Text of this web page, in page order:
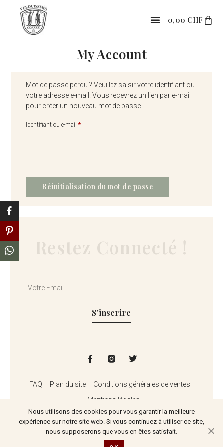
0,00 CHF
My Account
Mot de passe perdu ? Veuillez saisir votre identifiant ou
votre adresse e-mail. Vous recevrez un lien par e-mail
pour créer un nouveau mot de passe.
Identifiant ou e-mail*
Réinitialisation du mot de passe
S'inscrire
FAQ Plan du site
Conditions générales de ventes
Mentions légales
© 2026 Velocissimo Coffee – Une réalisation
Nous utilisons des cookies pour vous garantir la meilleure
expérience sur notre site web. Si vous continuez à utiliser ce site,
nous supposerons que vous en êtes satisfait.